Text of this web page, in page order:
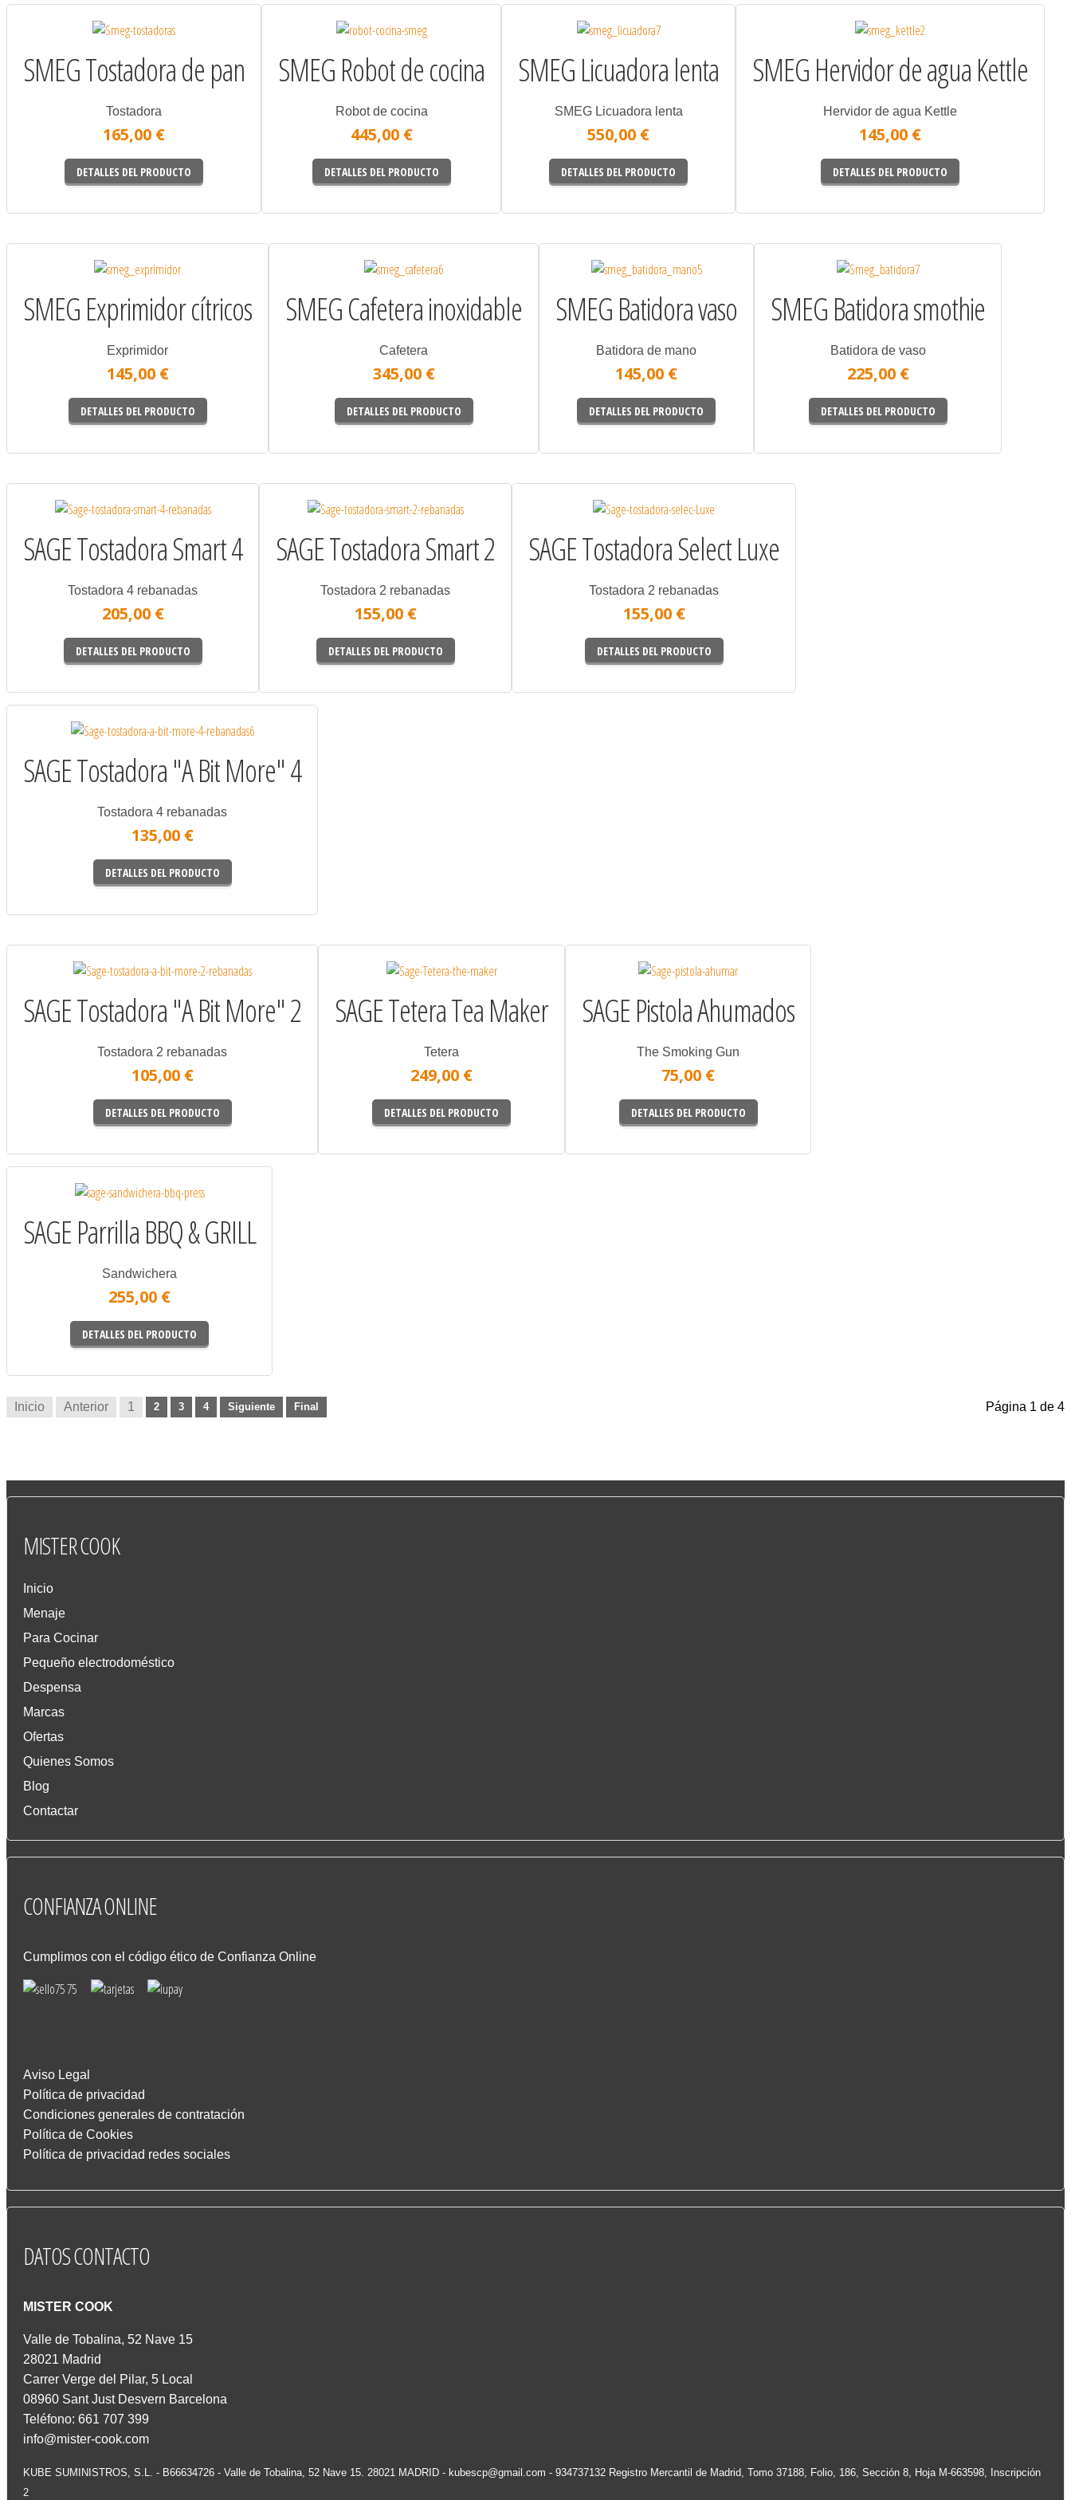
SMEG Tostadora de pan
Tostadora
165,00 €
DETALLES DEL PRODUCTO
SMEG Robot de cocina
Robot de cocina
445,00 €
DETALLES DEL PRODUCTO
SMEG Licuadora lenta
SMEG Licuadora lenta
550,00 €
DETALLES DEL PRODUCTO
SMEG Hervidor de agua Kettle
Hervidor de agua Kettle
145,00 €
DETALLES DEL PRODUCTO
SMEG Exprimidor cítricos
Exprimidor
145,00 €
DETALLES DEL PRODUCTO
SMEG Cafetera inoxidable
Cafetera
345,00 €
DETALLES DEL PRODUCTO
SMEG Batidora vaso
Batidora de mano
145,00 €
DETALLES DEL PRODUCTO
SMEG Batidora smothie
Batidora de vaso
225,00 €
DETALLES DEL PRODUCTO
SAGE Tostadora Smart 4
Tostadora 4 rebanadas
205,00 €
DETALLES DEL PRODUCTO
SAGE Tostadora Smart 2
Tostadora 2 rebanadas
155,00 €
DETALLES DEL PRODUCTO
SAGE Tostadora Select Luxe
Tostadora 2 rebanadas
155,00 €
DETALLES DEL PRODUCTO
SAGE Tostadora "A Bit More" 4
Tostadora 4 rebanadas
135,00 €
DETALLES DEL PRODUCTO
SAGE Tostadora "A Bit More" 2
Tostadora 2 rebanadas
105,00 €
DETALLES DEL PRODUCTO
SAGE Tetera Tea Maker
Tetera
249,00 €
DETALLES DEL PRODUCTO
SAGE Pistola Ahumados
The Smoking Gun
75,00 €
DETALLES DEL PRODUCTO
SAGE Parrilla BBQ & GRILL
Sandwichera
255,00 €
DETALLES DEL PRODUCTO
Inicio Anterior 1 2 3 4 Siguiente Final Página 1 de 4
MISTERCOOK
Inicio
Menaje
Para Cocinar
Pequeño electrodoméstico
Despensa
Marcas
Ofertas
Quienes Somos
Blog
Contactar
CONFIANZAONLINE
Cumplimos con el código ético de Confianza Online
Aviso Legal
Política de privacidad
Condiciones generales de contratación
Política de Cookies
Política de privacidad redes sociales
DATOSCONTACTO
MISTER COOK
Valle de Tobalina, 52 Nave 15
28021 Madrid
Carrer Verge del Pilar, 5 Local
08960 Sant Just Desvern Barcelona
Teléfono: 661 707 399
info@mister-cook.com
KUBE SUMINISTROS, S.L. - B66634726 - Valle de Tobalina, 52 Nave 15. 28021 MADRID - kubescp@gmail.com - 934737132 Registro Mercantil de Madrid, Tomo 37188, Folio, 186, Sección 8, Hoja M-663598, Inscripción
2